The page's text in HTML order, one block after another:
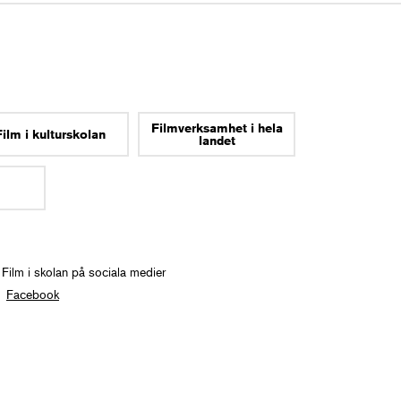
i kulturskolan Filmverksamhet i hela
landet
i skolan på sociala medier
Facebook